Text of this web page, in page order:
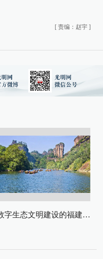
[ 责编：赵宇 ]
数字生态文明建设的福建路径与启示